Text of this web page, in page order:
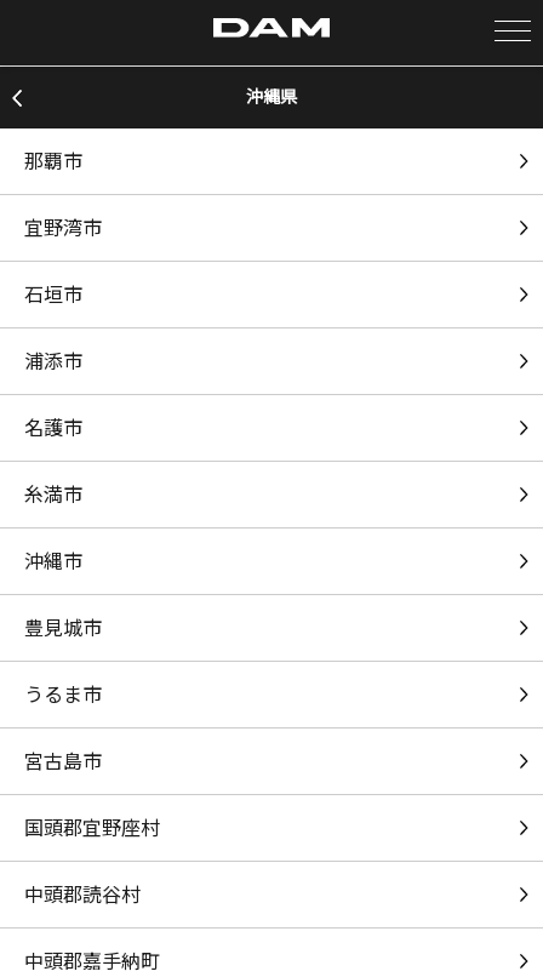
カラオケ検索
カラオケ店舗検索
七森中☆ごらく部
琥珀
山本和恵
爆裂愛してる
M!LK
[生音]サイレント・イヴ
少年と魔法のロボット
野口五郎
沖縄県
那覇市
宜野湾市
石垣市
浦添市
名護市
糸満市
沖縄市
豊見城市
うるま市
宮古島市
国頭郡宜野座村
中頭郡読谷村
中頭郡嘉手納町